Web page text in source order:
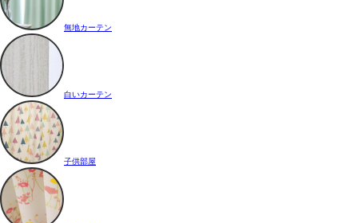
無地カーテン
白いカーテン
子供部屋